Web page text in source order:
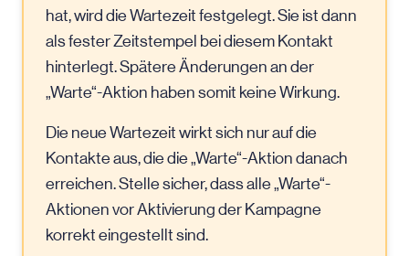
hat, wird die Wartezeit festgelegt. Sie ist dann
als fester Zeitstempel bei diesem Kontakt
hinterlegt. Spätere Änderungen an der
„Warte“-Aktion haben somit keine Wirkung.
Die neue Wartezeit wirkt sich nur auf die
Kontakte aus, die die „Warte“-Aktion danach
erreichen. Stelle sicher, dass alle „Warte“-
Aktionen vor Aktivierung der Kampagne
korrekt eingestellt sind.